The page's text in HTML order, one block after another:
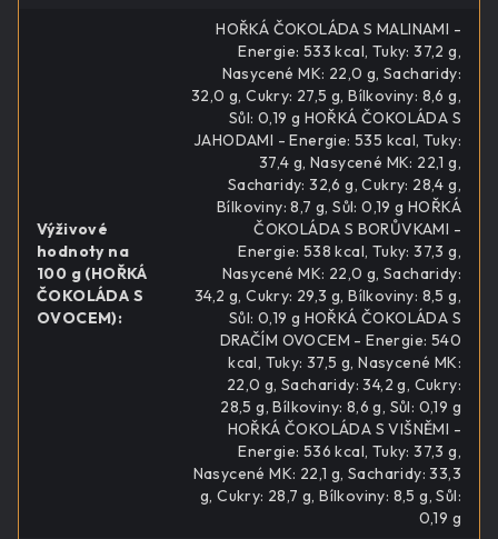
Výživové
hodnoty na
100 g (HOŘKÁ
ČOKOLÁDA S
OVOCEM):
HOŘKÁ ČOKOLÁDA S MALINAMI -
Energie: 533 kcal, Tuky: 37,2 g,
Nasycené MK: 22,0 g, Sacharidy:
32,0 g, Cukry: 27,5 g, Bílkoviny: 8,6 g,
Sůl: 0,19 g HOŘKÁ ČOKOLÁDA S
JAHODAMI - Energie: 535 kcal, Tuky:
37,4 g, Nasycené MK: 22,1 g,
Sacharidy: 32,6 g, Cukry: 28,4 g,
Bílkoviny: 8,7 g, Sůl: 0,19 g HOŘKÁ
ČOKOLÁDA S BORŮVKAMI -
Energie: 538 kcal, Tuky: 37,3 g,
Nasycené MK: 22,0 g, Sacharidy:
34,2 g, Cukry: 29,3 g, Bílkoviny: 8,5 g,
Sůl: 0,19 g HOŘKÁ ČOKOLÁDA S
DRAČÍM OVOCEM - Energie: 540
kcal, Tuky: 37,5 g, Nasycené MK:
22,0 g, Sacharidy: 34,2 g, Cukry:
28,5 g, Bílkoviny: 8,6 g, Sůl: 0,19 g
HOŘKÁ ČOKOLÁDA S VIŠNĚMI -
Energie: 536 kcal, Tuky: 37,3 g,
Nasycené MK: 22,1 g, Sacharidy: 33,3
g, Cukry: 28,7 g, Bílkoviny: 8,5 g, Sůl:
0,19 g